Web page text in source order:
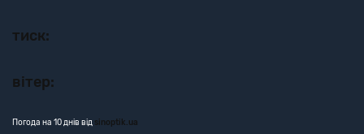
тиск:
вітер:
Погода на 10 днів від sinoptik.ua